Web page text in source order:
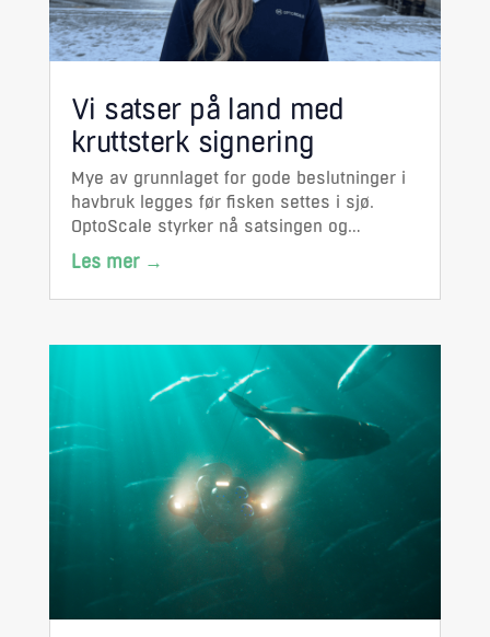
Vi satser på land med
kruttsterk signering
Mye av grunnlaget for gode beslutninger i
havbruk legges før fisken settes i sjø.
OptoScale styrker nå satsingen og
ansetter Hege Øverlie som ny produktsjef
med ansvar for smolt og landbasert.